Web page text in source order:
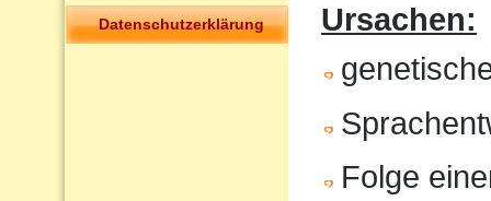
Datenschutzerklärung
Ursachen:
Folge